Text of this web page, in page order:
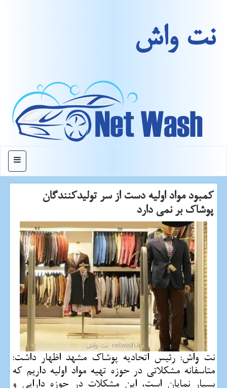
نت واش
منو
كمبود مواد اولیه دست از سر تولیدكنندگان
پوشاك بر نمی دارد
نت واش: رئیس اتحادیه پوشاك مشهد اظهار داشت:
متاسفانه مشكلاتی در حوزه تهیه مواد اولیه داریم كه
بسیار نمایان است، این مشكلات در حوزه دارایی و